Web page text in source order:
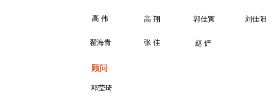
翟海青 赵 俨
郭佳寅
高 伟 高 翔
邓莹琦
顾问
张 佳
刘佳阳